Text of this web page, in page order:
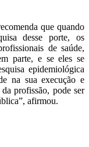
que quando
desse porte, os
de saúde,
parte, e se eles se
epidemiológica
na sua execução e
profissão, pode ser
afirmou.